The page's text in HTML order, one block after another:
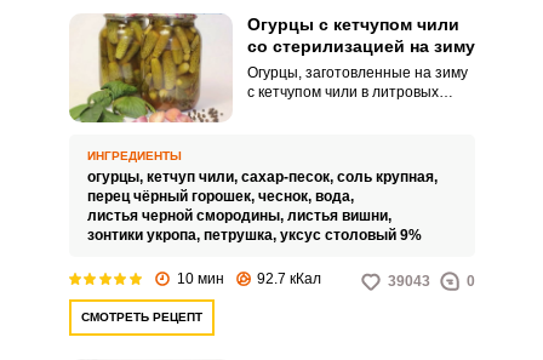
Огурцы с кетчупом чили
со стерилизацией на зиму
Огурцы, заготовленные на зиму
с кетчупом чили в литровых
Стерилизация банок позволит
сохранить вкуснейшую закатку
подольше.
ИНГРЕДИЕНТЫ
огурцы, кетчуп чили, сахар-песок, соль крупная,
перец чёрный горошек, чеснок, вода,
листья черной смородины, листья вишни,
зонтики укропа, петрушка, уксус столовый 9%
10 мин 92.7 кКал 39043 0
СМОТРЕТЬ РЕЦЕПТ